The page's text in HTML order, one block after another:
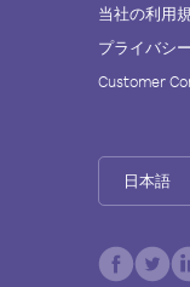
当社の利用
プライバシ
Customer
日本語